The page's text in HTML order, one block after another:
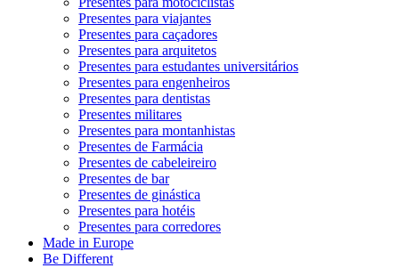
Presentes para viajantes
Presentes para caçadores
Presentes para arquitetos
Presentes para estudantes universitários
Presentes para engenheiros
Presentes para dentistas
Presentes militares
Presentes para montanhistas
Presentes de Farmácia
Presentes de cabeleireiro
Presentes de bar
Presentes de ginástica
Presentes para hotéis
Presentes para corredores
Made in Europe
Be Different